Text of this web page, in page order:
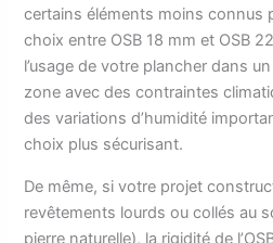
certains éléments moins connus
choix entre OSB 18 mm et OSB
l’usage de votre plancher dans
zone avec des contraintes
des variations d’humidité
choix plus sécurisant.
De même, si votre projet
revêtements lourds ou collés au
pierre naturelle), la rigidité de